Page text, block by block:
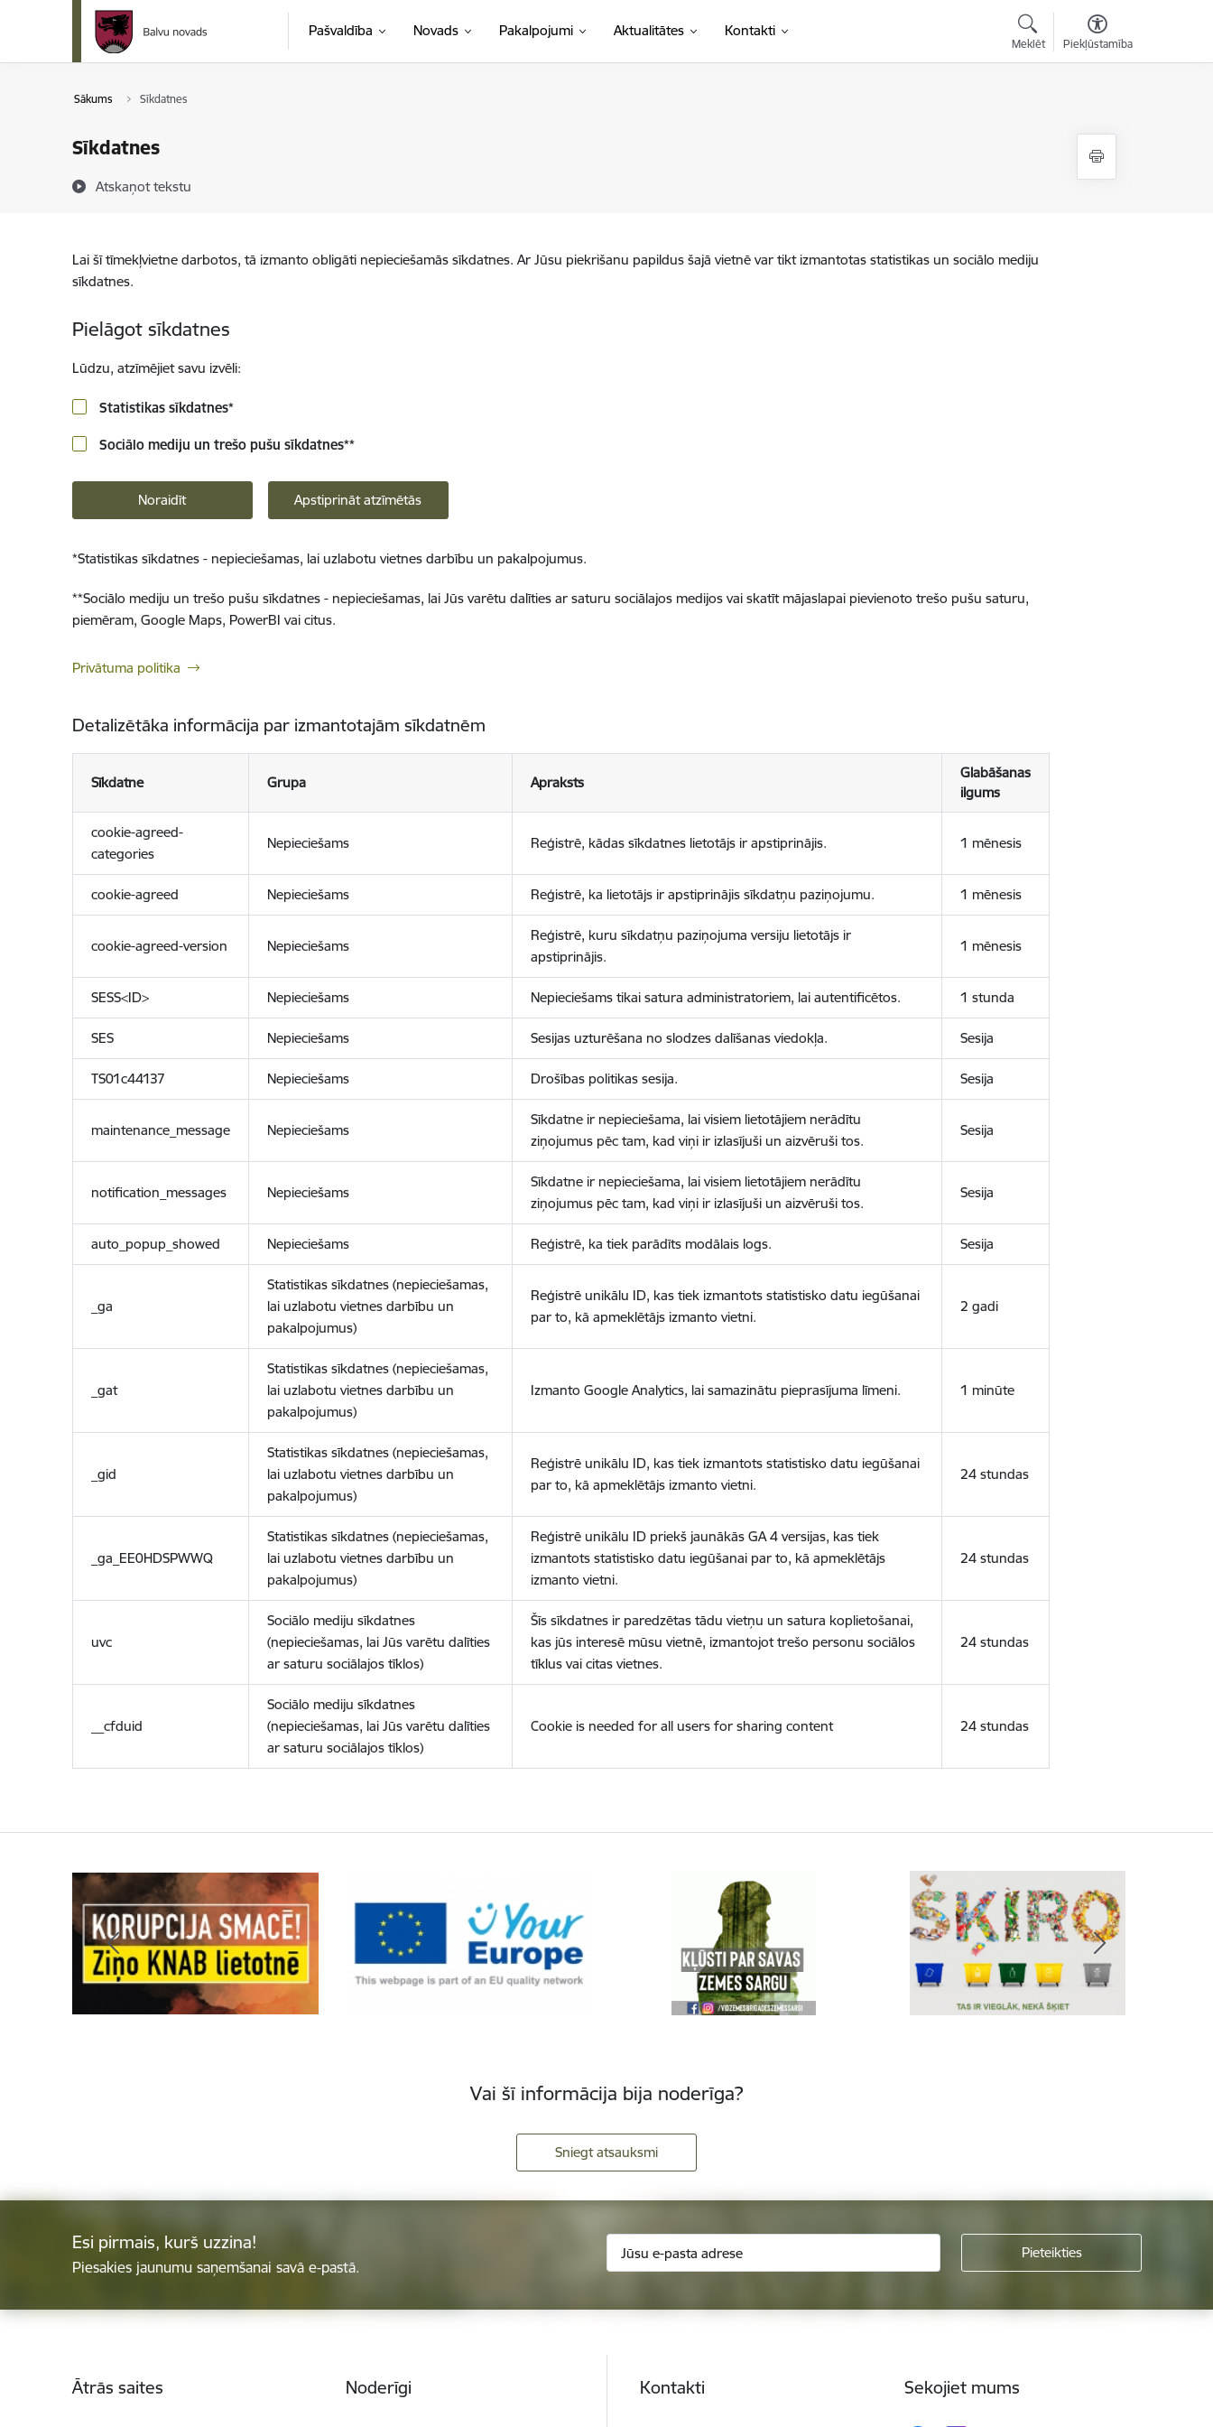
Pāriet uz lapas saturu
Pašvaldība Novads Pakalpojumi Aktualitātes Kontakti
Meklēt Piekļūstamība
Sākums Sīkdatnes
Sīkdatnes
Atskaņot tekstu
Lai šī tīmekļvietne darbotos, tā izmanto obligāti nepieciešamās sīkdatnes. Ar Jūsu piekrišanu papildus šajā vietnē var tikt izmantotas statistikas un sociālo mediju
sīkdatnes.
Pielāgot sīkdatnes
Lūdzu, atzīmējiet savu izvēli:
Statistikas sīkdatnes*
Sociālo mediju un trešo pušu sīkdatnes**
Noraidīt Apstiprināt atzīmētās
*Statistikas sīkdatnes - nepieciešamas, lai uzlabotu vietnes darbību un pakalpojumus.
**Sociālo mediju un trešo pušu sīkdatnes - nepieciešamas, lai Jūs varētu dalīties ar saturu sociālajos medijos vai skatīt mājaslapai pievienoto trešo pušu saturu,
piemēram, Google Maps, PowerBI vai citus.
Privātuma politika
Detalizētāka informācija par izmantotajām sīkdatnēm
Sīkdatne Grupa Apraksts
Glabāšanas
ilgums
cookie-agreed-
categories
Nepieciešams Reģistrē, kādas sīkdatnes lietotājs ir apstiprinājis. 1 mēnesis
cookie-agreed Nepieciešams Reģistrē, ka lietotājs ir apstiprinājis sīkdatņu paziņojumu. 1 mēnesis
cookie-agreed-version Nepieciešams
Reģistrē, kuru sīkdatņu paziņojuma versiju lietotājs ir
apstiprinājis.
1 mēnesis
SESS<ID> Nepieciešams Nepieciešams tikai satura administratoriem, lai autentificētos. 1 stunda
SES Nepieciešams Sesijas uzturēšana no slodzes dalīšanas viedokļa. Sesija
TS01c44137 Nepieciešams Drošības politikas sesija. Sesija
maintenance_message Nepieciešams
Sīkdatne ir nepieciešama, lai visiem lietotājiem nerādītu
ziņojumus pēc tam, kad viņi ir izlasījuši un aizvēruši tos.
Sesija
notification_messages Nepieciešams
Sīkdatne ir nepieciešama, lai visiem lietotājiem nerādītu
ziņojumus pēc tam, kad viņi ir izlasījuši un aizvēruši tos.
Sesija
auto_popup_showed Nepieciešams Reģistrē, ka tiek parādīts modālais logs. Sesija
_ga
Statistikas sīkdatnes (nepieciešamas,
lai uzlabotu vietnes darbību un
pakalpojumus)
Reģistrē unikālu ID, kas tiek izmantots statistisko datu iegūšanai
par to, kā apmeklētājs izmanto vietni.
2 gadi
_gat
Statistikas sīkdatnes (nepieciešamas,
lai uzlabotu vietnes darbību un
pakalpojumus)
Izmanto Google Analytics, lai samazinātu pieprasījuma līmeni. 1 minūte
_gid
Statistikas sīkdatnes (nepieciešamas,
lai uzlabotu vietnes darbību un
pakalpojumus)
Reģistrē unikālu ID, kas tiek izmantots statistisko datu iegūšanai
par to, kā apmeklētājs izmanto vietni.
24 stundas
_ga_EE0HDSPWWQ
Statistikas sīkdatnes (nepieciešamas,
lai uzlabotu vietnes darbību un
pakalpojumus)
Reģistrē unikālu ID priekš jaunākās GA 4 versijas, kas tiek
izmantots statistisko datu iegūšanai par to, kā apmeklētājs
izmanto vietni.
24 stundas
uvc
Sociālo mediju sīkdatnes
(nepieciešamas, lai Jūs varētu dalīties
ar saturu sociālajos tīklos)
Šīs sīkdatnes ir paredzētas tādu vietņu un satura koplietošanai,
kas jūs interesē mūsu vietnē, izmantojot trešo personu sociālos
tīklus vai citas vietnes.
24 stundas
__cfduid
Sociālo mediju sīkdatnes
(nepieciešamas, lai Jūs varētu dalīties
ar saturu sociālajos tīklos)
Cookie is needed for all users for sharing content 24 stundas
Vai šī informācija bija noderīga?
Sniegt atsauksmi
Esi pirmais, kurš uzzina!
Piesakies jaunumu saņemšanai savā e-pastā.
Ātrās saites Noderīgi Kontakti Sekojiet mums